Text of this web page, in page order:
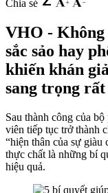
Chia sẻ
VHO - Không
sắc sảo hay
khiến khán
sang trọng
Sau thành công của bộ
viên tiếp tục trở thành
“hiện thân của sự giàu
thực chất là những bí
hiệu quả.